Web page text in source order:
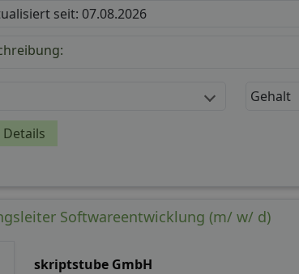
seit: 07.08.2026
Gehalt
Softwareentwicklung (m/ w/ d)
skriptstube GmbH